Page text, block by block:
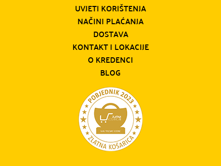
UVJETI KORIŠTENJA
NAČINI PLAĆANJA
DOSTAVA
KONTAKT I LOKACIJE
O KREDENCI
BLOG